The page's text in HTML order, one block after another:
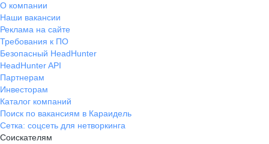
О компании
Наши вакансии
Реклама на сайте
Требования к ПО
Безопасный HeadHunter
HeadHunter API
Партнерам
Инвесторам
Каталог компаний
Поиск по вакансиям в Караидель
Сетка: соцсеть для нетворкинга
Соискателям